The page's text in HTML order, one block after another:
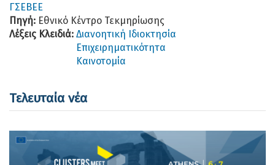
ΓΣΕΒΕΕ
Πηγή: Εθνικό Κέντρο Τεκμηρίωσης
Λέξεις Κλειδιά: Διανοητική Ιδιοκτησία
Επιχειρηματικότητα
Καινοτομία
Τελευταία νέα